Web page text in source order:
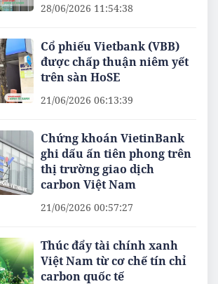
28/06/2026 11:54:38
Cổ phiếu Vietbank (VBB)
được chấp thuận niêm yết
trên sàn HoSE
21/06/2026 06:13:39
Chứng khoán VietinBank
ghi dấu ấn tiên phong trên
thị trường giao dịch
carbon Việt Nam
21/06/2026 00:57:27
Thúc đẩy tài chính xanh
Việt Nam từ cơ chế tín chỉ
carbon quốc tế